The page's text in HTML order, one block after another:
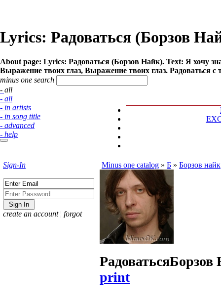
Lyrics: Радоваться (Борзов
About page: Lyrics: Радоваться (Борзов Найк). Text: Я хочу
Выражение твоих глаз, Выражение твоих глаз. Радоваться
minus one search
- all
- all
- in artists
- in song title
- advanced
- help
Sign-In
create an account ¦ forgot
Minus one catalog » Б » Борзов найк
РадоватьсяБорзов
print